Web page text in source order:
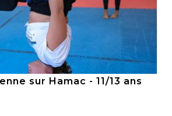
sur Hamac - 11/13 ans